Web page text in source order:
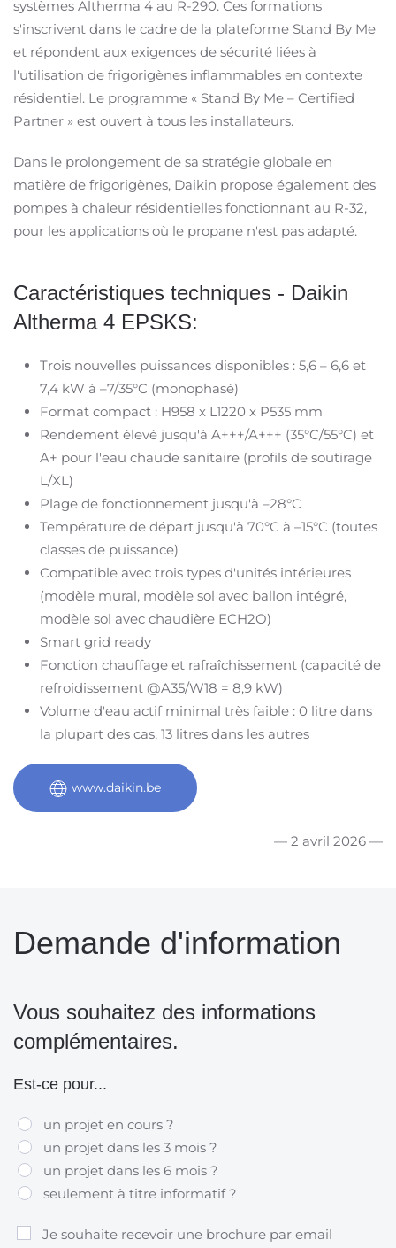
systèmes Altherma 4 au R-290. Ces formations
s'inscrivent dans le cadre de la plateforme Stand By Me
et répondent aux exigences de sécurité liées à
l'utilisation de frigorigènes inflammables en contexte
résidentiel. Le programme « Stand By Me – Certified
Partner » est ouvert à tous les installateurs.
Dans le prolongement de sa stratégie globale en
matière de frigorigènes, Daikin propose également des
pompes à chaleur résidentielles fonctionnant au R-32,
pour les applications où le propane n'est pas adapté.
Caractéristiques techniques - Daikin
Altherma 4 EPSKS:
Trois nouvelles puissances disponibles : 5,6 – 6,6 et
7,4 kW à –7/35°C (monophasé)
Format compact : H958 x L1220 x P535 mm
Rendement élevé jusqu'à A+++/A+++ (35°C/55°C) et
A+ pour l'eau chaude sanitaire (profils de soutirage
L/XL)
Plage de fonctionnement jusqu'à –28°C
Température de départ jusqu'à 70°C à –15°C (toutes
classes de puissance)
Compatible avec trois types d'unités intérieures
(modèle mural, modèle sol avec ballon intégré,
modèle sol avec chaudière ECH2O)
Smart grid ready
Fonction chauffage et rafraîchissement (capacité de
refroidissement @A35/W18 = 8,9 kW)
Volume d'eau actif minimal très faible : 0 litre dans
la plupart des cas, 13 litres dans les autres
www.daikin.be
— 2 avril 2026 —
Demande d'information
Vous souhaitez des informations
complémentaires.
Est-ce pour...
un projet en cours ?
un projet dans les 3 mois ?
un projet dans les 6 mois ?
seulement à titre informatif ?
Je souhaite recevoir une brochure par email